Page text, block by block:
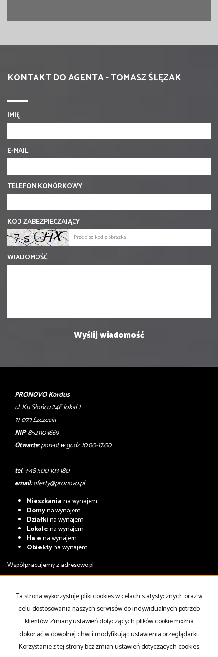
KONTAKT DO AGENTA - TOMASZ ŚLĘZAK
IMIĘ
E-MAIL
TELEFON KOMÓRKOWY
KOD ZABEZPIECZAJĄCY
WIADOMOŚĆ
PRONOVO Kordus
ul. Ku Słońcu 24F lokal 1
71-073 Szczecin
NIP: 8521103669
Otwarte: pon-pt w godz 10.00-17.00
tel. +48 500 103 180
email:oferty@pronovo.pl
Mieszkaniana wynajem
Domyna wynajem
Działkina wynajem
Lokalena wynajem
Halena wynajem
Obiektyna wynajem
Współpracujemy zadresowo.pl
Domyna sprzedaż
Działkina sprzedaż
Lokalena sprzedaż
Halena sprzedaż
Obiekty na sprzedaż
Strona główna notatnik Kup Sprzedaj Kontakt
Ta strona wykorzystuje pliki cookies w celach statystycznych oraz w
celu dostosowania naszych serwisów do indywidualnych potrzeb
klientów. Zmiany ustawień dotyczących plików cookie można
dokonać w dowolnej chwili modyfikując ustawienia przeglądarki.
Korzystanie z tej strony bez zmian ustawień dotyczących cookies